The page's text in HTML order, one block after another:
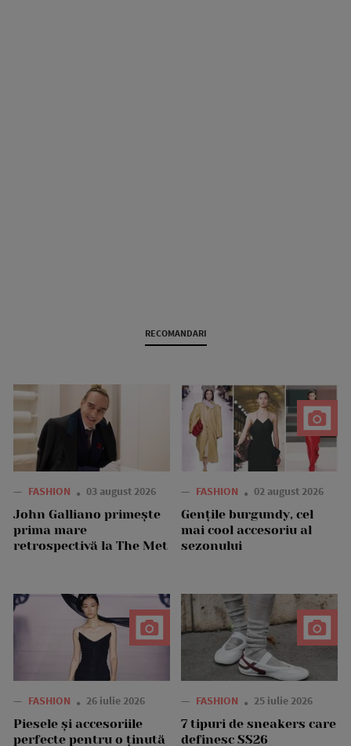
RECOMANDARI
— FASHION 03 august 2026
John Galliano primește
prima mare
retrospectivă la The Met
— FASHION 02 august 2026
Gențile burgundy, cel
mai cool accesoriu al
sezonului
— FASHION 26 iulie 2026
Piesele și accesoriile
perfecte pentru o ținută
— FASHION 25 iulie 2026
7 tipuri de sneakers care
definesc SS26